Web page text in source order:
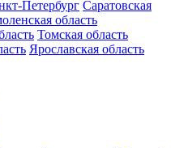
Петербург Саратовская
область
Томская область
Ярославская область